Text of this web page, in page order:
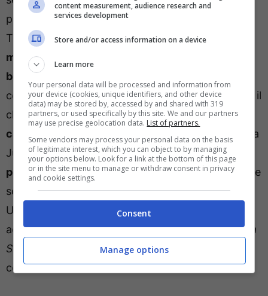
particolare, il centravanti vorrebbe tornare a
Torino, dove si è ben ambientato in questi mesi,
ma la trattativa per una seconda esperienza in
bianconero appare complicata
come abbiamo anticipato, il Psg vorrebbe cedere il
classe 1998 a titolo definitivo e chiede per il suo
cartellino una cifra vicina ai 50 milioni di euro
. La
Juventus, invece, èorientata verso un nuovo
prestito, magari inserendo l’obbligo di riscatto che
scatterebbe, però, solo a determinate condizioni.
Un braccio di ferro che non ha portato a nessun
accordo tra le due società, nonostante laVecchia
Signora
abbia già raggiunto un’intesa con il
centravanti.
content measurement, audience research and
services development
Store and/or access information on a device
Learn more
Your personal data will be processed and information from
your device (cookies, unique identifiers, and other device
data) may be stored by, accessed by and shared with 319
partners, or used specifically by this site. We and our partners
may use precise geolocation data. List of partners.
Some vendors may process your personal data on the basis
of legitimate interest, which you can object to by managing
your options below. Look for a link at the bottom of this page
or in the site menu to manage or withdraw consent in privacy
and cookie settings.
Consent
Manage options